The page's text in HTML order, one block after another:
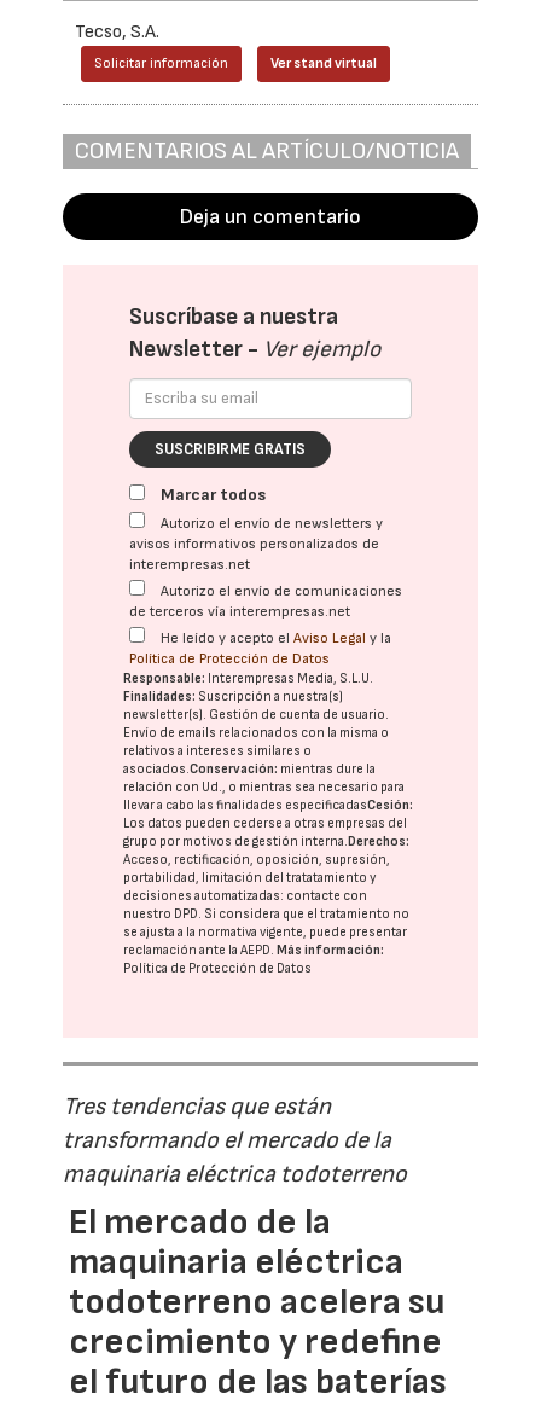
Tecso, S.A.
Solicitar información Ver stand virtual
COMENTARIOS AL ARTÍCULO/NOTICIA
Deja un comentario
Suscríbase a nuestra
Newsletter - Ver ejemplo
SUSCRIBIRME GRATIS
Marcar todos
Autorizo el envío de newsletters y
avisos informativos personalizados de
interempresas.net
Autorizo el envío de comunicaciones
de terceros vía interempresas.net
He leído y acepto elAviso Legal y la
Política de Protección de Datos
Responsable: Interempresas Media, S.L.U.
Finalidades: Suscripción a nuestra(s)
newsletter(s). Gestión de cuenta de usuario.
Envío de emails relacionados con la misma o
relativos a intereses similares o
asociados.Conservación: mientras dure la
relación con Ud., o mientras sea necesario para
llevar a cabo las finalidades especificadasCesión:
Los datos pueden cederse a otras empresas del
grupo por motivos de gestión interna.Derechos:
Acceso, rectificación, oposición, supresión,
portabilidad, limitación del tratatamiento y
decisiones automatizadas: contacte con
nuestro DPD . Si considera que el tratamiento no
se ajusta a la normativa vigente, puede presentar
reclamación ante laAEPD .Más información:
Política de Protección de Datos
Tres tendencias que están
transformando el mercado de la
maquinaria eléctrica todoterreno
El mercado de la
maquinaria eléctrica
todoterreno acelera su
crecimiento y redefine
el futuro de las baterías